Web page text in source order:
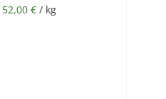
52,00 €/ kg